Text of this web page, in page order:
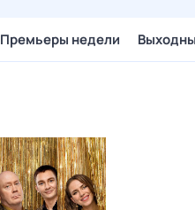
Премьеры недели